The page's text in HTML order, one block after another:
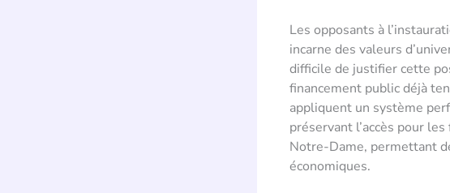
Les opposants à
incarne des valeurs
difficile de justifier cette
financement public déjà
appliquent un système
préservant l’accès pour
Notre-Dame, permettant
économiques.